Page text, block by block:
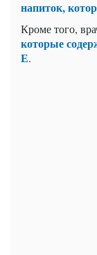
напиток,
Кроме того,
которые
Е.